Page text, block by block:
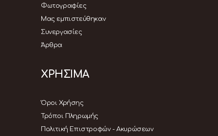
Φωτογραφίες
Μας εμπιστεύθηκαν
Συνεργασίες
Άρθρα
ΧΡΗΣΙΜΑ
Όροι Χρήσης
Τρόποι Πληρωμής
Πολιτική Επιστροφών - Ακυρώσεων